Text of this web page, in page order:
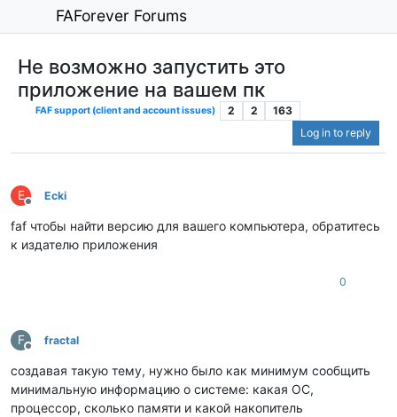
FAForever Forums
Не возможно запустить это
приложение на вашем пк
FAF support (client and account issues) 2 2
163
Log in to reply
E
Offline
Ecki
faf чтобы найти версию для вашего компьютера, обратитесь
к издателю приложения
0
F
Offline
fractal
создавая такую тему, нужно было как минимум сообщить
минимальную информацию о системе: какая ОС,
процессор, сколько памяти и какой накопитель